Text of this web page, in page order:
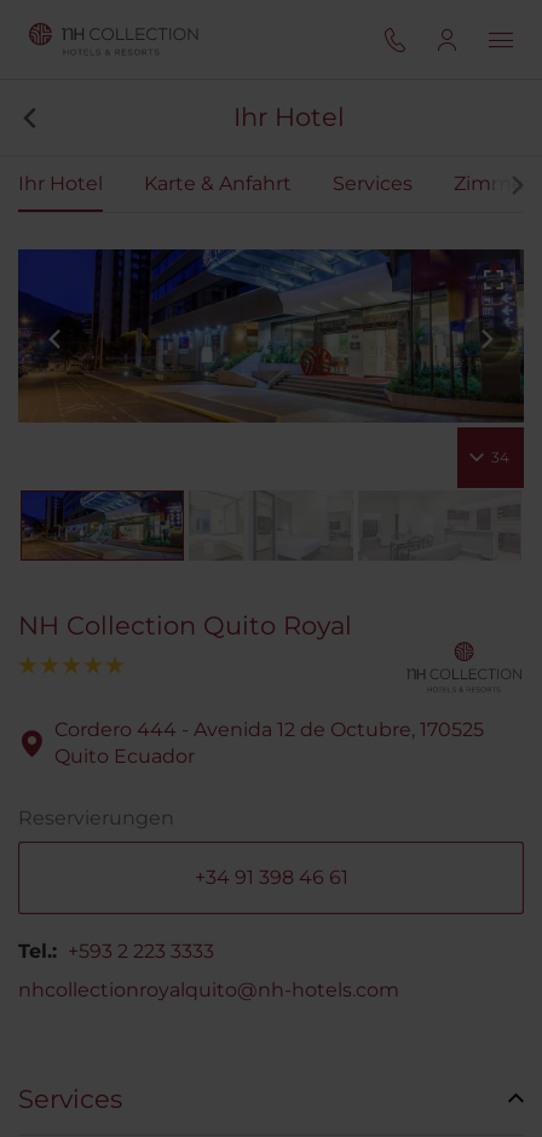
Ihr Hotel
Ihr Hotel Karte & Anfahrt Services Zimmer
34
NH Collection Quito Royal
Cordero 444 - Avenida 12 de Octubre, 170525
Quito Ecuador
Reservierungen
+34 91 398 46 61
Tel.: +593 2 223 3333
nhcollectionroyalquito@nh-hotels.com
Services